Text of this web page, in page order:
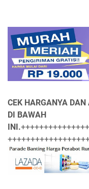
CEK HARGANYA
DI BAWAH
INI.